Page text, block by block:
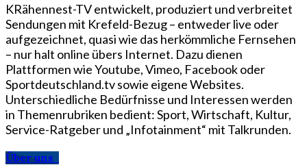
KRähennest-TV entwickelt, produziert und verbreitet
Sendungen mit Krefeld-Bezug – entweder live oder
aufgezeichnet, quasi wie das herkömmliche Fernsehen
– nur halt online übers Internet. Dazu dienen
Plattformen wie Youtube, Vimeo, Facebook oder
Sportdeutschland.tv sowie eigene Websites.
Unterschiedliche Bedürfnisse und Interessen werden
in Themenrubriken bedient: Sport, Wirtschaft, Kultur,
Service-Ratgeber und „Infotainment“ mit Talkrunden.
Über uns